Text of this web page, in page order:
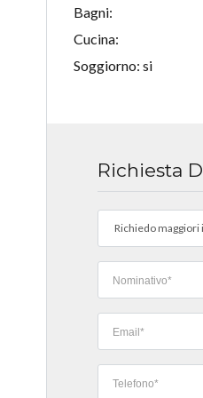
Bagni:
Cucina:
Soggiorno: si
Richiesta
Richiedo